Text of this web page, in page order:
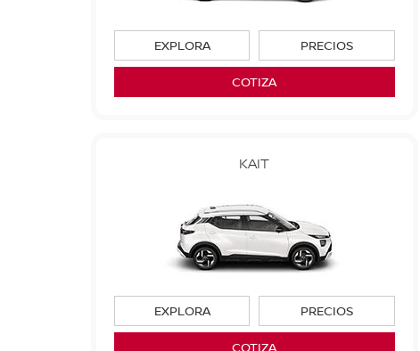
EXPLORA PRECIOS
COTIZA
KAIT
EXPLORA PRECIOS
COTIZA